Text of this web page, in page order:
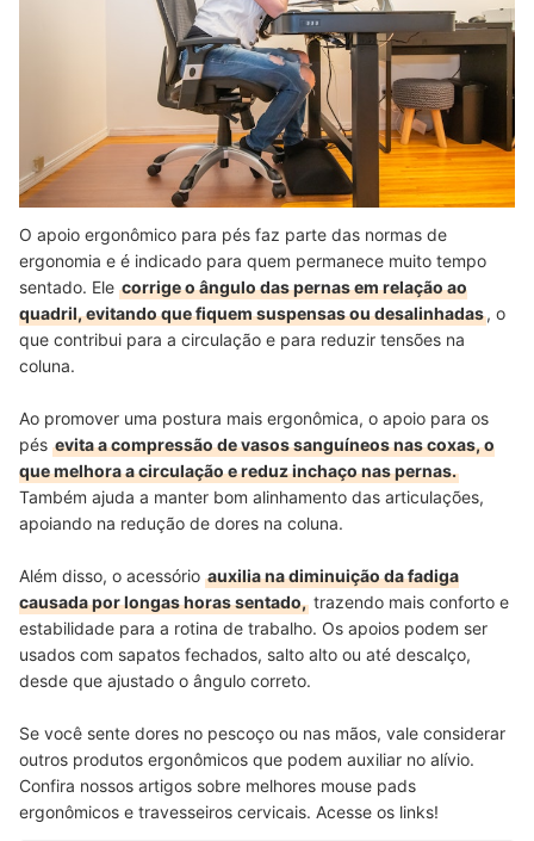
O apoio ergonômico para pés faz parte das normas de
ergonomia e é indicado para quem permanece muito tempo
sentado. Ele corrige o ângulo das pernas em relação ao
quadril, evitando que fiquem suspensas ou desalinhadas, o
que contribui para a circulação e para reduzir tensões na
coluna.
Ao promover uma postura mais ergonômica, o apoio para os
pés evita a compressão de vasos sanguíneos nas coxas, o
que melhora a circulação e reduz inchaço nas pernas.
Também ajuda a manter bom alinhamento das articulações,
apoiando na redução de dores na coluna.
Além disso, o acessório auxilia na diminuição da fadiga
causada por longas horas sentado, trazendo mais conforto e
estabilidade para a rotina de trabalho. Os apoios podem ser
usados com sapatos fechados, salto alto ou até descalço,
desde que ajustado o ângulo correto.
Se você sente dores no pescoço ou nas mãos, vale considerar
outros produtos ergonômicos que podem auxiliar no alívio.
Confira nossos artigos sobre melhores mouse pads
ergonômicos e travesseiros cervicais. Acesse os links!